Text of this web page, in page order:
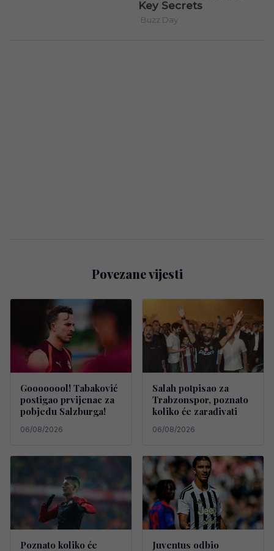
Povezane vijesti
Goooooool! Tabaković
postigao prvijenac za
pobjedu Salzburga!
06/08/2026
Salah potpisao za
Trabzonspor, poznato
koliko će zarađivati
06/08/2026
Poznato koliko će
Juventus odbio